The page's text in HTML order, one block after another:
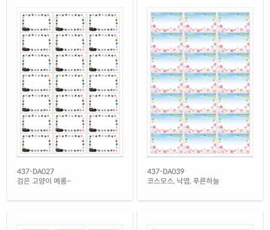
흰색 광택 방수 시치미 잉크젯
RV437LU-DV134잉크젯 전용
재질 설명
흰색 광택 레이저
CL437LG-DV134레이저 전용
재질 설명
흰색 광택 시치미 레이저
RV437LG-DV134
레이저 전용
재질 설명
흰색(25μm) 광택 방수 레이저
CL437TW-DV134레이저 전용
재질 설명
흰색(50μm) 광택 방수 레이저
CL437WP-DV134
레이저 전용
흰색 무광 방수 레이저
437-DA027
검은 고양이 메롱~
437-DA039
코스모스, 낙엽, 푸른하늘